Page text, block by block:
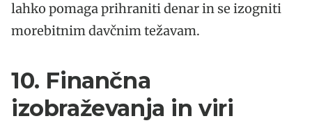
lahko pomaga prihraniti denar in se izogniti
morebitnim davčnim težavam.
10. Finančna
izobraževanja in viri